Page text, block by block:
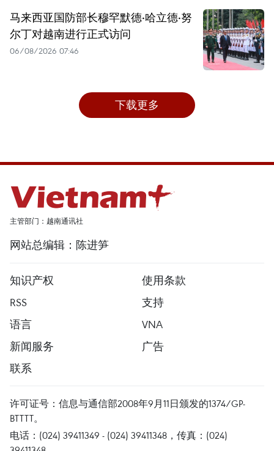
马来西亚国防部长穆罕默德·哈立德·努
尔丁对越南进行正式访问
06/08/2026 07:46
下载更多
主管部门：越南通讯社
网站总编辑：陈进笋
知识产权
使用条款
RSS
支持
语言
VNA
新闻服务
广告
联系
许可证号：信息与通信部2008年9月11日颁发的1374/GP-
BTTTT。
电话：(024) 39411349 - (024) 39411348，传真：(024)